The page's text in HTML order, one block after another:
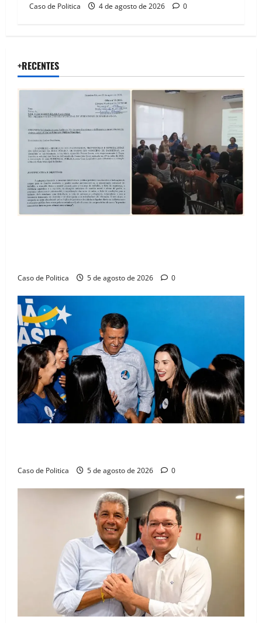
Caso de Politica 4 de agosto de 2026 0
+RECENTES
Caso de Politica 5 de agosto de 2026 0
Caso de Politica 5 de agosto de 2026 0